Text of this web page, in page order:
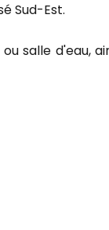
Sud-Est.
salle d'eau,